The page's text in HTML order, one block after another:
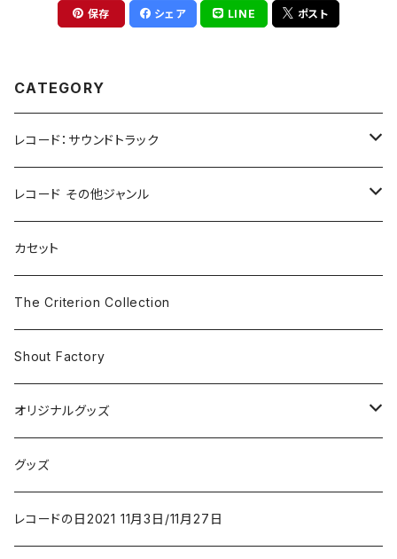
保存 シェア LINE ポスト
CATEGORY
レコード：サウンドトラック
ホラー/スリラー
SF
ドラマ/ロマンス
アクション/クライム
コメディ
ファンタジー/アドベンチャー
アニメーション
レコード その他ジャンル
Rock & Pop
The Smiths
Iron and Wine
Classical
Electronic & Ambient
New Order
Jazz
カセット
The Criterion Collection
Shout Factory
オリジナルグッズ
コーヒー
洋服
グッズ
レコードの日2021 11月3日/11月27日